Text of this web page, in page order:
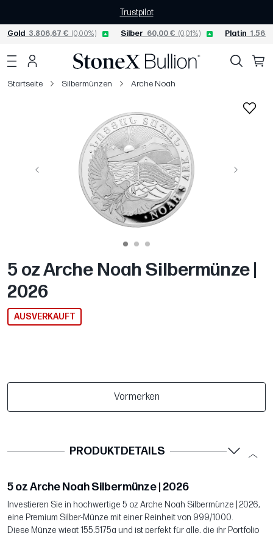
Trustpilot
Gold 3.806,67 € (0,00%) Silber 60,00 € (0,01%) Platin
Startseite Silbermünzen Arche Noah
Vorige Weiter
5 oz Arche Noah Silbermünze |
2026
AUSVERKAUFT
Vormerken
PRODUKTDETAILS
5 oz Arche Noah Silbermünze | 2026
Investieren Sie in hochwertige 5 oz Arche Noah Silbermünze | 2026,
eine Premium Silber-Münze mit einer Reinheit von 999/1000.
Diese Münze wiegt 155,5175g und ist perfekt für alle, die ihr Portfolio